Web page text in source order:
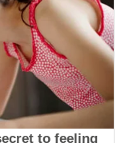
to feeling